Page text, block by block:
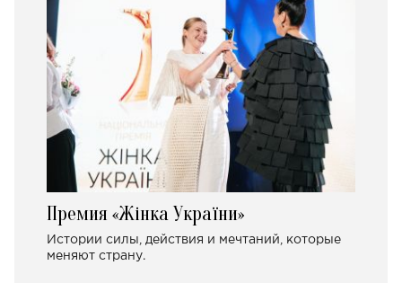
Премия «Жінка України»
Истории силы, действия и мечтаний, которые
меняют страну.